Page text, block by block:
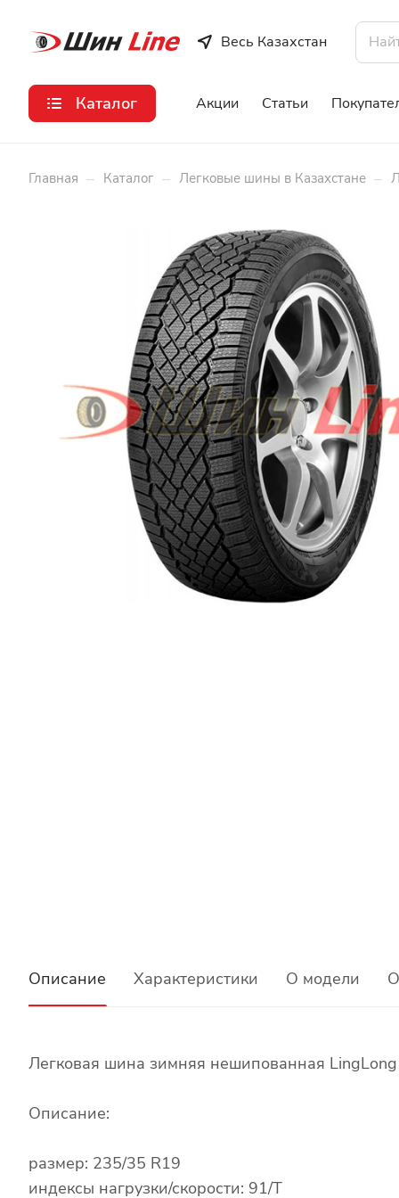
Весь Казахстан
Каталог Акции Статьи
Главная – Каталог – Легковые шины в Казахстане –
Описание Характеристики О модели
Легковая шина зимняя нешипованная
Описание:
размер: 235/35 R19
индексы нагрузки/скорости: 91/T